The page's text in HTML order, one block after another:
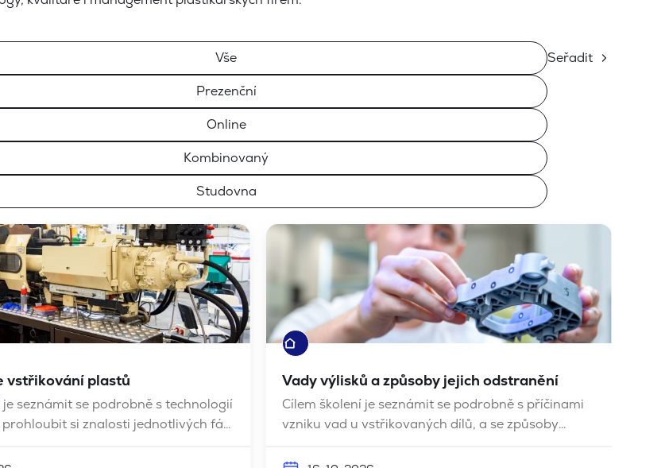
Vše
Prezenční
Online
Kombinovaný
Studovna
Seřadit
vstřikování plastů
je seznámit se podrobně s technologií
si znalosti jednotlivých fází
Vady výlisků a způsoby jejich odstranění
Cílem školení je seznámit se podrobně s příčinami
vzniku vad u vstřikovaných dílů, a se způsoby
jsou ukázky konkrétních vadných dílů, nebo je